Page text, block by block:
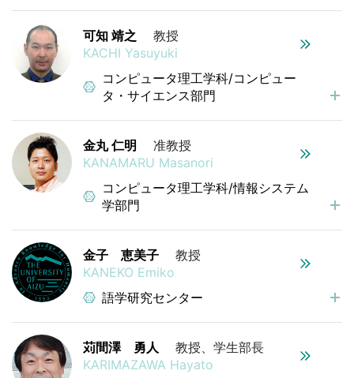
可知 靖之
教授
KACHI Yasuyuki
コンピュータ理工学科/コンピュー
タ・サイエンス部門
金丸 仁明
准教授
KANAMARU Masanori
コンピュータ理工学科/情報システム
学部門
金子 恵美子
教授
KANEKO Emiko
語学研究センター
苅間澤 勇人
教授、学生部長
KARIMAZAWA Hayato